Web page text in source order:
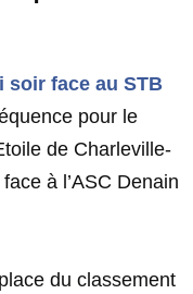
soir face au STB
pour le
de Charleville-
à l’ASC Denain
du classement